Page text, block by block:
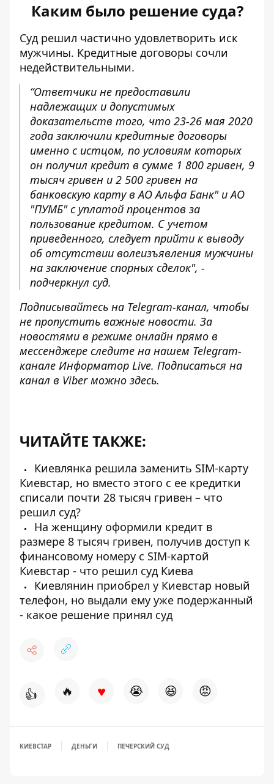
Каким было решение суда?
Суд решил частично удовлетворить иск
мужчины. Кредитные договоры сочли
недействительными.
“Ответчики не предоставили
надлежащих и допустимых
доказательств того, что 23-26 мая 2020
года заключили кредитные договоры
именно с истцом, по условиям которых
он получил кредит в сумме 1 800 гривен, 9
тысяч гривен и 2 500 гривен на
банковскую карту в АО Альфа Банк" и АО
"ПУМБ" с уплатой процентов за
пользование кредитом. С учетом
приведенного, следует прийти к выводу
об отсутствии волеизъявления мужчины
на заключение спорных сделок", -
подчеркнул суд.
Подписывайтесь на Telegram-канал, чтобы
не пропустить важные новости. За
новостями в режиме онлайн прямо в
мессенджере следите на нашем Telegram-
канале Информатор Live. Подписаться на
канал в Viber можно здесь.
ЧИТАЙТЕ ТАКЖЕ:
Киевлянка решила заменить SIM-карту
Киевстар, но вместо этого с ее кредитки
списали почти 28 тысяч гривен – что
решил суд?
На женщину оформили кредит в
размере 8 тысяч гривен, получив доступ к
финансовому номеру с SIM-картой
Киевстар - что решил суд Киева
Киевлянин приобрел у Киевстар новый
телефон, но выдали ему уже подержанный
- какое решение принял суд
👍 🔥 ♥ 😭 😆 😡
КИЕВСТАР ДЕНЬГИ ПЕЧЕРСКИЙ СУД